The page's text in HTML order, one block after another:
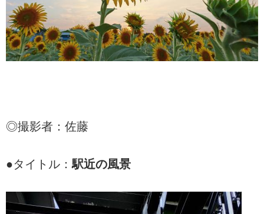
◎撮影者：佐藤
●タイトル：駅近の風景